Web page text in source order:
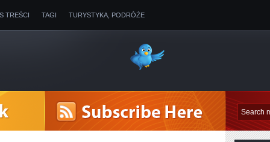
TREŚCI TAGI TURYSTYKA, PODRÓŻE